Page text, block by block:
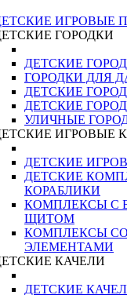
ИГРОВЫЕ
ГОРОДКИ
ДЕТСКИЕ
ГОРОДКИ ДЛЯ
ДЕТСКИЕ
ДЕТСКИЕ
УЛИЧНЫЕ
ИГРОВЫЕ
ДЕТСКИЕ
ДЕТСКИЕ
КОРАБЛИКИ
КОМПЛЕКСЫ С
ЩИТОМ
КОМПЛЕКСЫ
ЭЛЕМЕНТАМИ
КАЧЕЛИ
ДЕТСКИЕ